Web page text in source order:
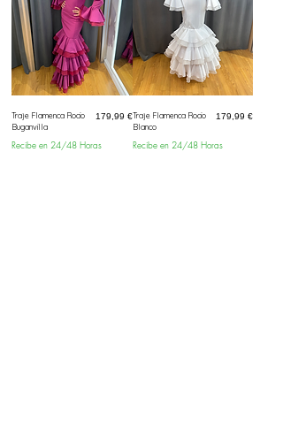
Traje Flamenca Rocio
Buganvilla
Prix
179,99 €
Recibe en 24/48 Horas
Traje Flamenca Rocio
Blanco
Prix
179,99 €
Recibe en 24/48 Horas